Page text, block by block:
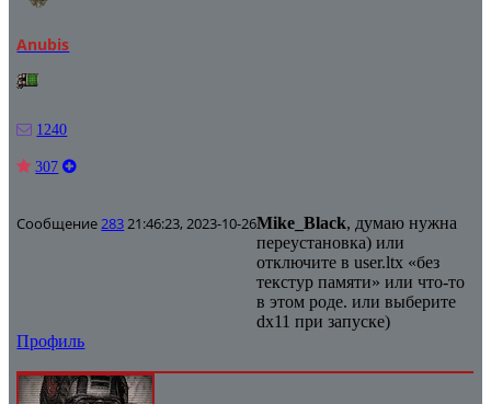
Anubis
1240
307
Сообщение28321:46:23, 2023-10-26Mike_Black, думаю нужна
переустановка) или
отключите в user.ltx «без
текстур памяти» или что-то
в этом роде. или выберите
dx11 при запуске)
Профиль